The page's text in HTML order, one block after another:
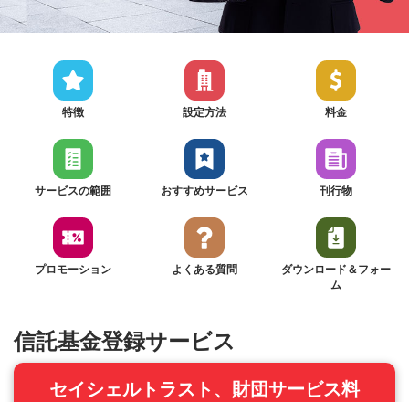
特徴 設定方法 料金
サービスの範囲 おすすめサービス 刊行物
プロモーション よくある質問
ダウンロード＆フォー
ム
信託基金登録サービス
セイシェルトラスト、財団サービス料